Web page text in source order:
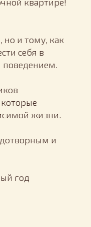
но и тому, как
себя в
поведением.
жизни.
и
год